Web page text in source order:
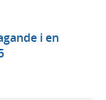
i en